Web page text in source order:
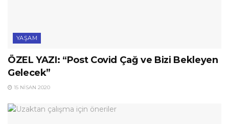
YAŞAM
ÖZEL YAZI: “Post Covid Çağ ve Bizi Bekleyen
Gelecek”
15 NISAN 2020